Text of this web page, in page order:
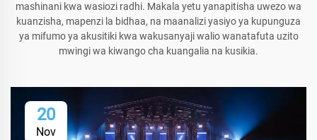
mashinani kwa wasiozi radhi. Makala yetu yanapitisha uwezo wa
kuanzisha, mapenzi la bidhaa, na maanalizi yasiyo ya kupunguza
ya mifumo ya akusitiki kwa wakusanyaji walio wanatafuta uzito
mwingi wa kiwango cha kuangalia na kusikia.
20
Nov